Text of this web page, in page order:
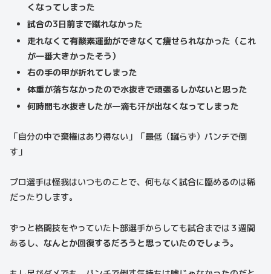
くなってしまった
試合の3日前まで蹴れなかった
走れなくて有酸素運動ができなくて痩せられなかった（これ
が一番大きかったそう）
右の手の甲が折れてしまった
体重が落ちなかったので水抜きで頑張るしかないと思った
何時間も水抜きしたが一滴も汗が出なくなってしまった
「自分の中で棄権はあり得ない」「最低（蹴らず）パンチで倒
す」
プロ選手は怪我はいつものことで、何もなく試合に臨めるのは稀
だったりします。
ずっと格闘技をやっていた卜部選手からしても試合までは３週間
あるし、 なんとか回復するだろうと思っていたのでしょう。